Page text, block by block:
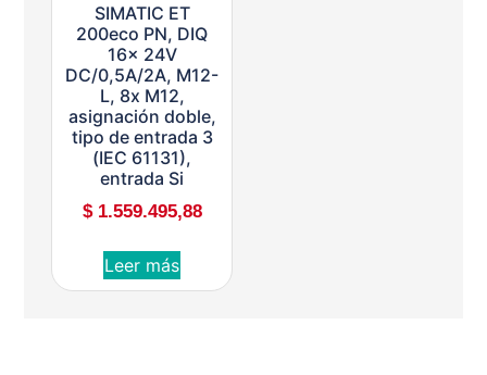
SIMATIC ET
200eco PN, DIQ
16x 24V
DC/0,5A/2A, M12-
L, 8x M12,
asignación doble,
tipo de entrada 3
(IEC 61131),
entrada Si
$1.559.495,88
Leer más